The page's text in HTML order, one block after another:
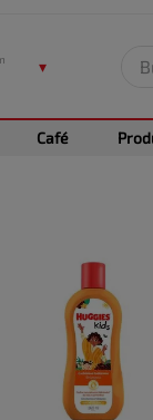
1
leite
arroz
5º carne
Café